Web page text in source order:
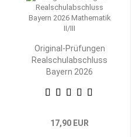
Original-Prüfungen
Realschulabschluss
Bayern 2026
17,90 EUR